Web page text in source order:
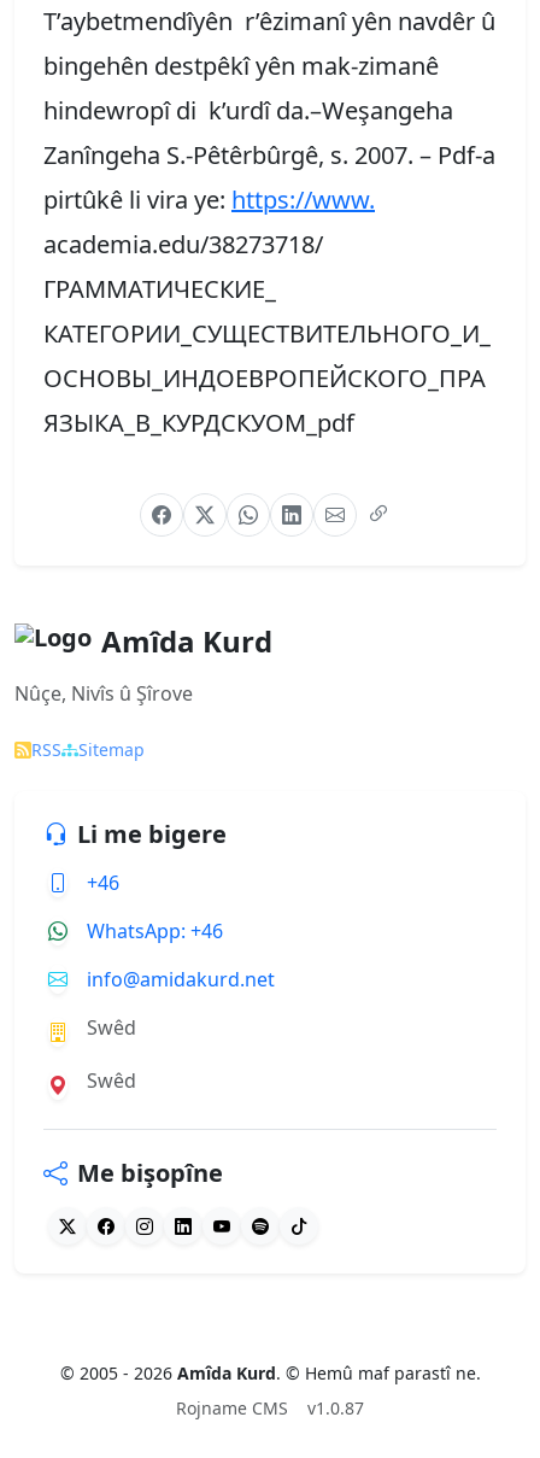
T’aybetmendîyên r’êzimanî yên navdêr û
bingehên destpêkî yên mak-zimanê
hindewropî di k’urdî da.–Weşangeha
Zanîngeha S.-Pêtêrbûrgê, s. 2007. – Pdf-a
pirtûkê li vira ye: https://www.
academia.edu/38273718/
ГРАММАТИЧЕСКИЕ_
КАТЕГОРИИ_СУЩЕСТВИТЕЛЬНОГО_И_
ОСНОВЫ_ИНДОЕВРОПЕЙСКОГО_ПРА
ЯЗЫКА_В_КУРДСКУОМ_pdf
Amîda Kurd
Nûçe, Nivîs û Şîrove
RSS Sitemap
Li me bigere
+46
WhatsApp: +46
info@amidakurd.net
Swêd
Swêd
Me bişopîne
© 2005 - 2026 Amîda Kurd. © Hemû maf parastî ne.
Rojname CMS
v1.0.87